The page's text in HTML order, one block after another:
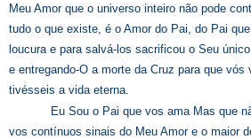
Meu Amor que o universo inteiro não pode
tudo o que existe, é o Amor do Pai, do Pai
loucura e para salvá-los sacrificou o Seu
e entregando-O a morte da Cruz para que
tivésseis a vida eterna.
Eu Sou o Pai que vos ama Mas que
vos contínuos sinais do Meu Amor e o maior